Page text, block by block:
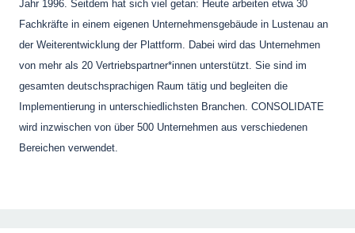
Jahr 1996. Seitdem hat sich viel getan: Heute arbeiten etwa 30
Fachkräfte in einem eigenen Unternehmensgebäude in Lustenau an
der Weiterentwicklung der Plattform. Dabei wird das Unternehmen
von mehr als 20 Vertriebspartner*innen unterstützt. Sie sind im
gesamten deutschsprachigen Raum tätig und begleiten die
Implementierung in unterschiedlichsten Branchen. CONSOLIDATE
wird inzwischen von über 500 Unternehmen aus verschiedenen
Bereichen verwendet.